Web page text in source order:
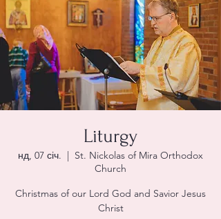
Liturgy
нд, 07 січ.
  |
St. Nickolas of Mira Orthodox
Church
Christmas of our Lord God and Savior Jesus
Christ